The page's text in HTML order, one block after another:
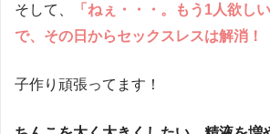
そして、
「ねぇ・・・。もう1人欲し
で、その日からセックスレスは解消！
子作り頑張ってます！